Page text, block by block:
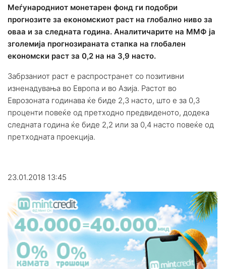
Меѓународниот монетарен фонд ги подобри
прогнозите за економскиот раст на глобално ниво за
оваа и за следната година. Аналитичарите на ММФ ја
зголемија прогнозираната стапка на глобален
економски раст за 0,2 на на 3,9 насто.
Забрзаниот раст е распространет со позитивни
изненадувања во Европа и во Азија. Растот во
Еврозоната годинава ќе биде 2,3 насто, што е за 0,3
проценти повеќе од претходно предвиденото, додека
следната година ќе биде 2,2 или за 0,4 насто повеќе од
претходната проекција.
23.01.2018 13:45